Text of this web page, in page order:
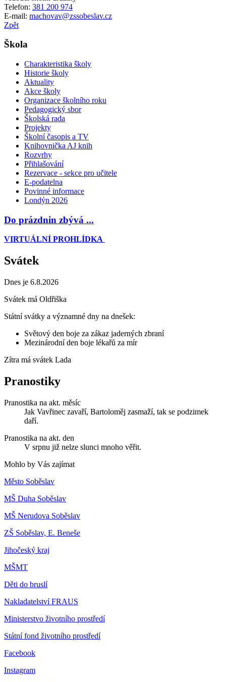
Telefon: 381 200 974
E-mail: machovav@zssobeslav.cz
Zpět
Škola
Charakteristika školy
Historie školy
Aktuality
Akce školy
Organizace školního roku
Pedagogický sbor
Školská rada
Projekty
Školní časopis a TV
Knihovnička AJ knih
Rozvrhy
Přihlašování
Rezervace - sekce pro učitele
E-podatelna
Povinné informace
Londýn 2026
Do prázdnin zbývá ...
VIRTUÁLNÍ PROHLÍDKA
Svátek
Dnes je 6.8.2026
Svátek má Oldřiška
Státní svátky a významné dny na dnešek:
Světový den boje za zákaz jaderných zbraní
Mezinárodní den boje lékařů za mír
Zítra má svátek Lada
Pranostiky
Pranostika na akt. měsíc
Jak Vavřinec zavaří, Bartoloměj zasmaží, tak se podzimek
daří.
Pranostika na akt. den
V srpnu již nelze slunci mnoho věřit.
Mohlo by Vás zajímat
Město Soběslav
MŠ Duha Soběslav
MŠ Nerudova Soběslav
ZŠ Soběslav, E. Beneše
Jihočeský kraj
MŠMT
Děti do bruslí
Nakladatelství FRAUS
Ministerstvo životního prostředí
Státní fond životního prostředí
Facebook
Instagram